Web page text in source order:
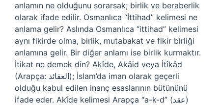
anlamın ne olduğunu sorarsak; birlik ve beraberlik
olarak ifade edilir. Osmanlıca “İttihad” kelimesi ne
anlama gelir? Aslında Osmanlıca “ittihad” kelimesi
aynı fikirde olma, birlik, mutabakat ve fikir birliği
anlamına gelir. Bir diğer anlamı ise birlik kurmaktır.
İtikat ne demek din? Akîde, Akâid veya İtîkâd
(Arapça: العقائد); İslam’da iman olarak geçerli
olduğu kabul edilen inanç esaslarının bütününü
ifade eder. Akîde kelimesi Arapça “a-k-d” (عقد)